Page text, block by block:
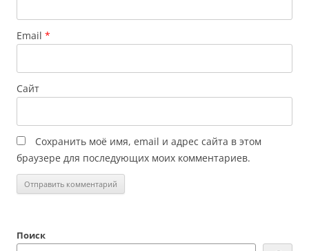
Email *
Сайт
Сохранить моё имя, email и адрес сайта в этом
браузере для последующих моих комментариев.
Поиск